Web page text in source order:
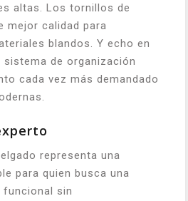
altas. Los tornillos de
mejor calidad para
blandos. Y echo en
de organización
cada vez más demandado
representa una
para quien busca una
sin